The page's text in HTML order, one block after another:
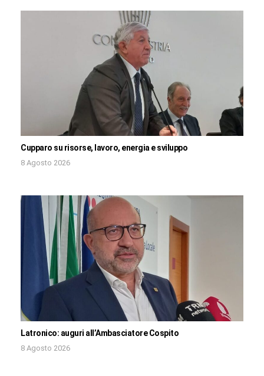
Cupparo su risorse, lavoro, energia e sviluppo
8 Agosto 2026
Latronico: auguri all’Ambasciatore Cospito
8 Agosto 2026